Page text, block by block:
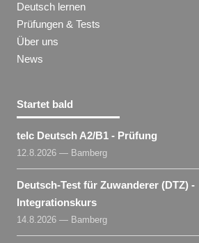
Deutsch lernen
Prüfungen & Tests
Über uns
News
Startet bald
telc Deutsch A2/B1 - Prüfung
12.8.2026 — Bamberg
Deutsch-Test für Zuwanderer (DTZ) -
Integrationskurs
14.8.2026 — Bamberg